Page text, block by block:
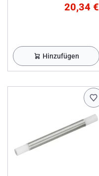
20,34 €
Hinzufügen